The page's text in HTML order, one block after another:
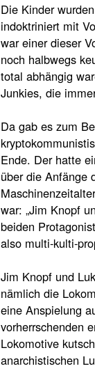
Die Kinder
indoktriniert mit
war einer dieser
noch halbwegs
total abhängig
Junkies, die
Da gab es zum
Ende. Der hatte
über die Anfänge
war: „Jim Knopf
beiden
also multi-kulti-
Jim Knopf und
nämlich die
eine Anspielung
vorherrschenden
Lokomotive
anarchistischen